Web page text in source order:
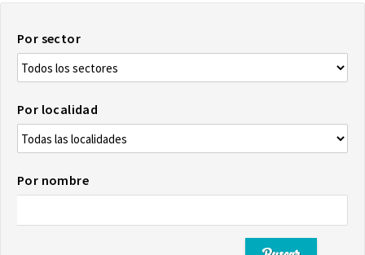
Por sector
Por localidad
Por nombre